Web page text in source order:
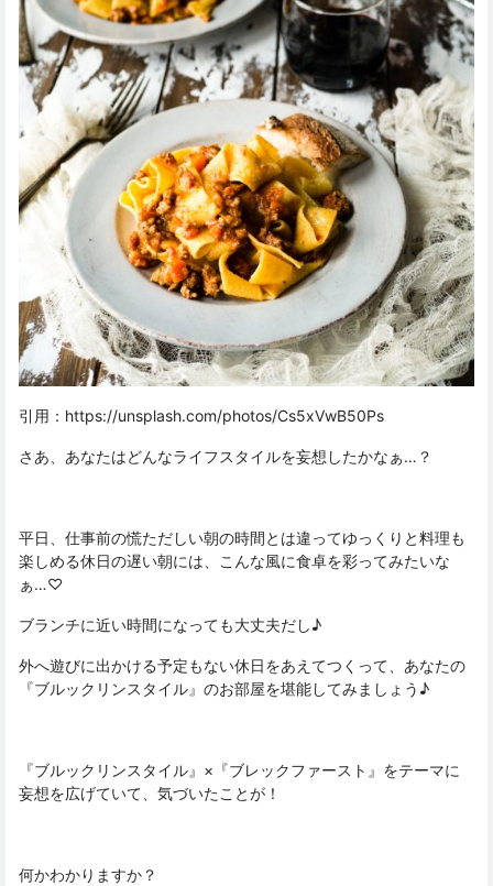
引用： https://unsplash.com/photos/Cs5xVwB50Ps
さあ、あなたはどんなライフスタイルを妄想したかなぁ…？
平日、仕事前の慌ただしい朝の時間とは違ってゆっくりと料理も
楽しめる休日の遅い朝には、こんな風に食卓を彩ってみたいな
ぁ…♡
ブランチに近い時間になっても大丈夫だし♪
外へ遊びに出かける予定もない休日をあえてつくって、あなたの
『ブルックリンスタイル』のお部屋を堪能してみましょう♪
『ブルックリンスタイル』×『ブレックファースト』をテーマに
妄想を広げていて、気づいたことが！
何かわかりますか？